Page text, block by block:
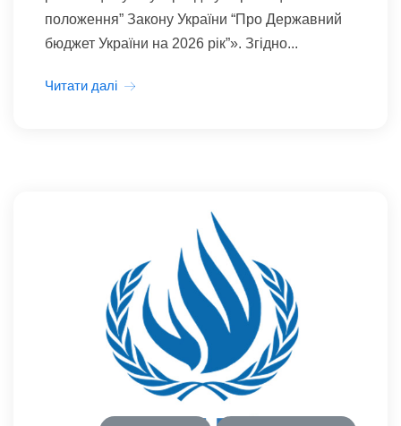
положення” Закону України “Про Державний
бюджет України на 2026 рік”». Згідно...
Читати далі